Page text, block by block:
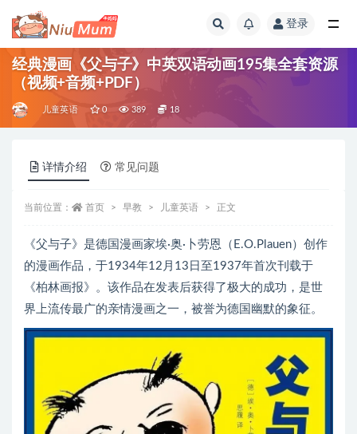
登录
经典漫画《父与子》中英双语动画195集全套资源
（视频+音频+PDF）
儿童英语 0 389 18
详情介绍 常见问题
当前位置： 首页 早教 儿童英语 正文
《父与子》是德国漫画家埃·奥·卜劳恩（E.O.Plauen）创作
的漫画作品，于1934年12月13日至1937年首次刊载于
《柏林画报》。该作品在发表后获得了极大的成功，是世
界上流传最广的亲情漫画之一，被誉为德国幽默的象征。